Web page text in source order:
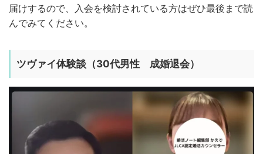
届けするので、入会を検討されている方はぜひ最後まで読
んでみてください。
ツヴァイ体験談（30代男性 成婚退会）